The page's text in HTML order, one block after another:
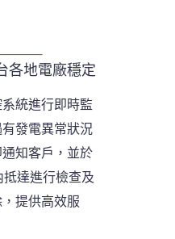
各地電廠穩定
統進行即時監
發電異常狀況
知客戶，並於
抵達進行檢查及
提供高效服